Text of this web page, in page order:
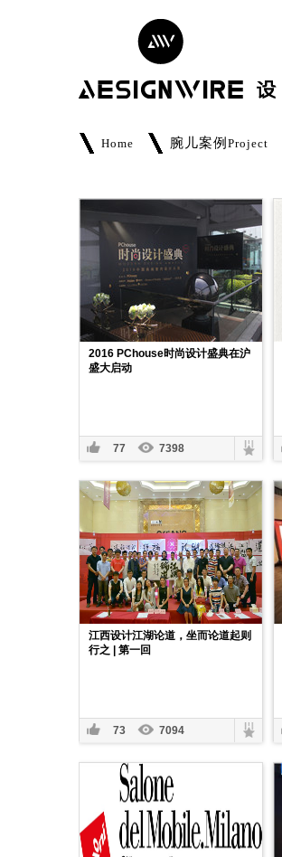
Home 腕儿案例 Project
2016 PChouse时尚设计盛典在沪
盛大启动
77 7398
江西设计江湖论道，坐而论道起则
行之 | 第一回
73 7094